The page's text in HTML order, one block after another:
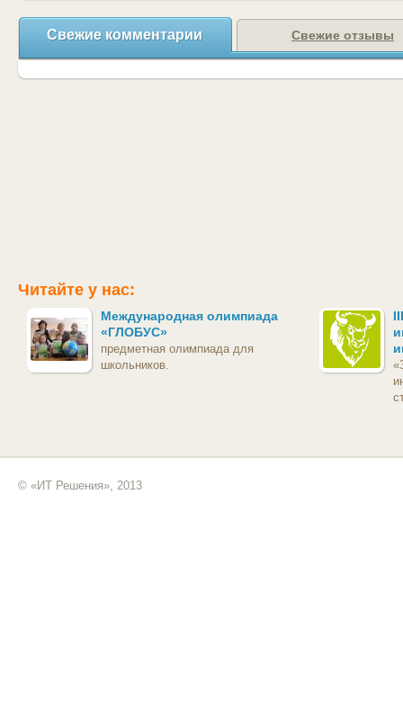
Свежие комментарии Свежие отзывы
Читайте у нас:
Международная олимпиада
«ГЛОБУС»
предметная олимпиада для
школьников.
© «ИТ Решения», 2013